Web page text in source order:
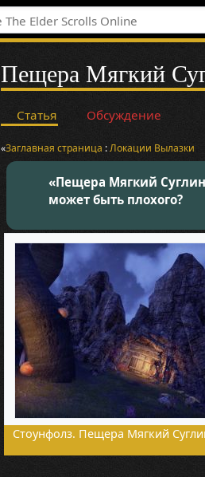
Пещера Мягкий
Статья Обсуждение
«Заглавная страница :Локации Вылазки
«Пещера Мягкий
может быть плохого?
Стоунфолз. Пещера Мягкий